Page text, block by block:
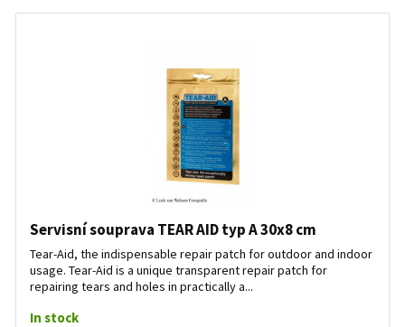
Servisní souprava TEAR AID typ A 30x8 cm
Tear-Aid, the indispensable repair patch for outdoor and indoor
usage. Tear-Aid is a unique transparent repair patch for
repairing tears and holes in practically a...
In stock